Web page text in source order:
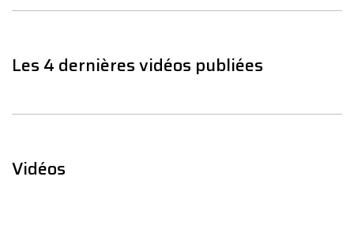
Les 4 dernières vidéos publiées
Vidéos